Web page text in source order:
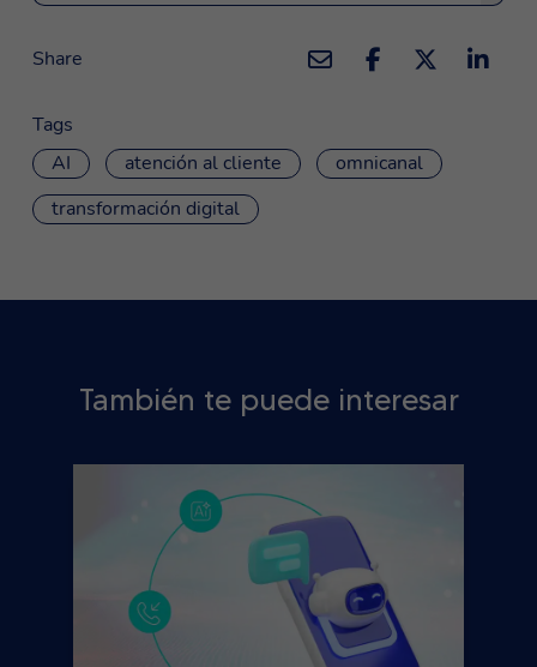
Share
Tags
AI
atención al cliente
omnicanal
transformación digital
También te puede interesar